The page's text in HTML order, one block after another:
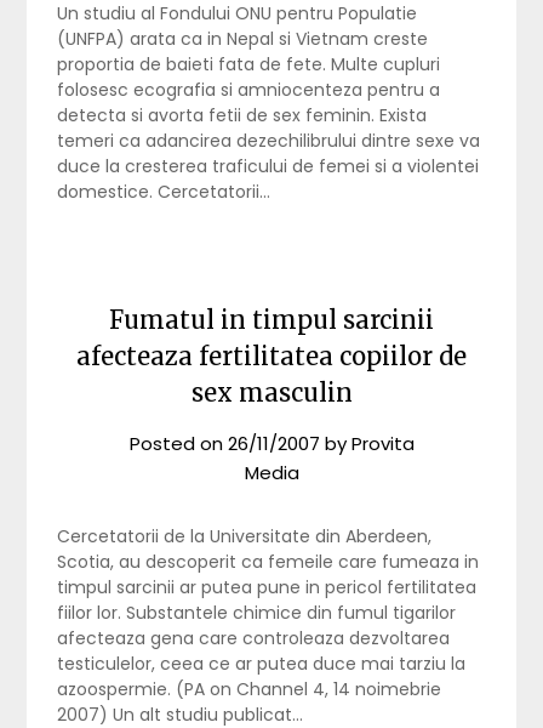
Un studiu al Fondului ONU pentru Populatie
(UNFPA) arata ca in Nepal si Vietnam creste
proportia de baieti fata de fete. Multe cupluri
folosesc ecografia si amniocenteza pentru a
detecta si avorta fetii de sex feminin. Exista
temeri ca adancirea dezechilibrului dintre sexe va
duce la cresterea traficului de femei si a violentei
domestice. Cercetatorii…
Fumatul in timpul sarcinii
afecteaza fertilitatea copiilor de
sex masculin
Posted on26/11/2007 byProvita
Media
Cercetatorii de la Universitate din Aberdeen,
Scotia, au descoperit ca femeile care fumeaza in
timpul sarcinii ar putea pune in pericol fertilitatea
fiilor lor. Substantele chimice din fumul tigarilor
afecteaza gena care controleaza dezvoltarea
testiculelor, ceea ce ar putea duce mai tarziu la
azoospermie. (PA on Channel 4, 14 noimebrie
2007) Un alt studiu publicat…